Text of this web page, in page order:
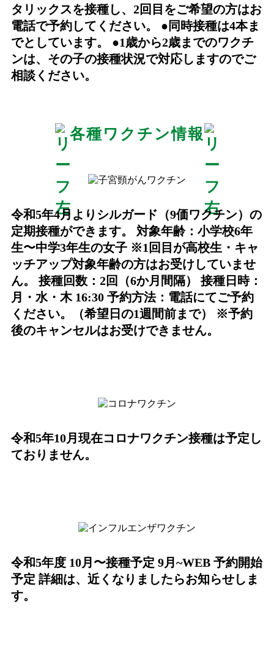
タリックスを接種し、2回目をご希望の方はお
電話で予約してください。 ●同時接種は4本ま
でとしています。 ●1歳から2歳までのワクチ
ンは、その子の接種状況で対応しますのでご
相談ください。
各種ワクチン情報
令和5年4月よりシルガード（9価ワクチン）の
定期接種ができます。 対象年齢：小学校6年
生〜中学3年生の女子 ※1回目が高校生・キャ
ッチアップ対象年齢の方はお受けしていませ
ん。 接種回数：2回（6か月間隔） 接種日時：
月・水・木 16:30 予約方法：電話にてご予約
ください。（希望日の1週間前まで） ※予約
後のキャンセルはお受けできません。
令和5年10月現在コロナワクチン接種は予定し
ておりません。
令和5年度 10月〜接種予定 9月~WEB 予約開始
予定 詳細は、近くなりましたらお知らせしま
す。